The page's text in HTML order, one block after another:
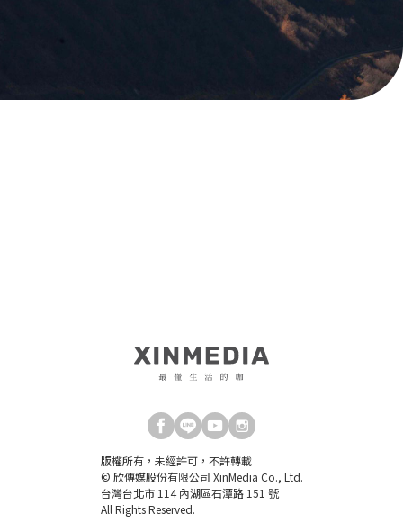
版權所有，未經許可，不許轉載
© 欣傳媒股份有限公司 XinMedia Co., Ltd.
台灣台北市 114 內湖區石潭路 151 號
All Rights Reserved.